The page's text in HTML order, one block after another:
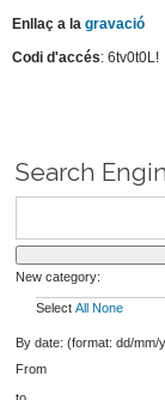
Enllaç a lagravació
Codi d'accés: 6tv0t0L!
Search
New category:
Select All None
By date: (format: dd/mm/
From